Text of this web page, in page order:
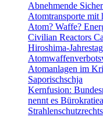
Abnehmende
Atomtransporte
Atom? Waffe?
Civilian Reactors
Hiroshima-
Atomanlagen im
Saporischschja
Kernfusion:
nennt es
Strahlenschutzrechts